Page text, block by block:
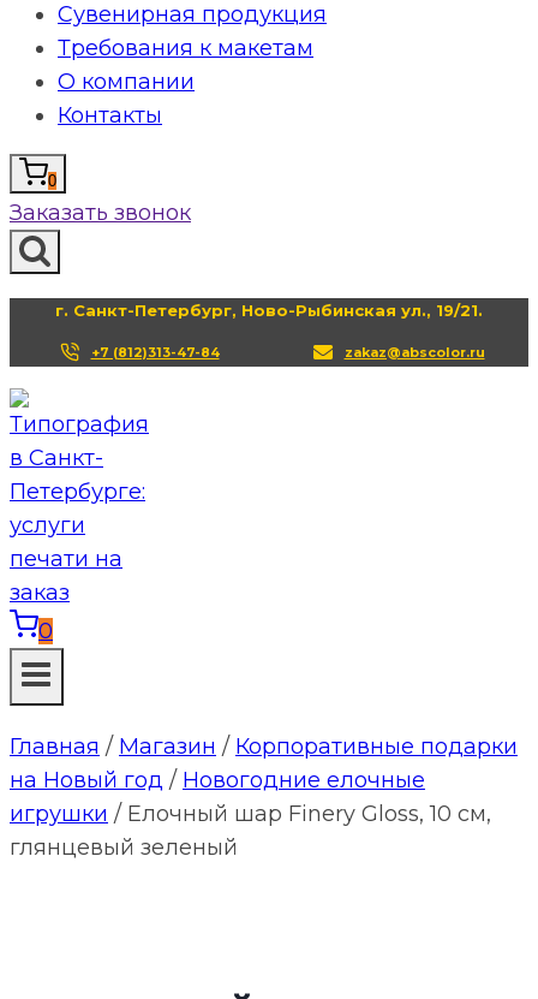
Сувенирная продукция
Требования к макетам
О компании
Контакты
0
Заказать звонок
г. Санкт-Петербург, Ново-Рыбинская ул., 19/21.
+7 (812)313-47-84 zakaz@abscolor.ru
0
Главная / Магазин / Корпоративные подарки
на Новый год / Новогодние елочные
игрушки / Елочный шар Finery Gloss, 10 см,
глянцевый зеленый